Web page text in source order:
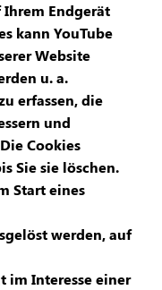
Ihrem Endgerät
kann YouTube
Website
u. a.
erfassen, die
und
Cookies
Sie sie löschen.
Start eines
werden, auf
im Interesse einer